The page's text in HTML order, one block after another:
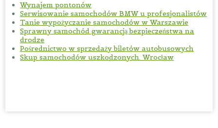
Wynajem pontonów
Serwisowanie samochodów BMW u profesjonalistów
Tanie wypożyczanie samochodów w Warszawie
Sprawny samochód gwarancją bezpieczeństwa na
drodze
Pośrednictwo w sprzedaży biletów autobusowych
Skup samochodów uszkodzonych. Wrocław